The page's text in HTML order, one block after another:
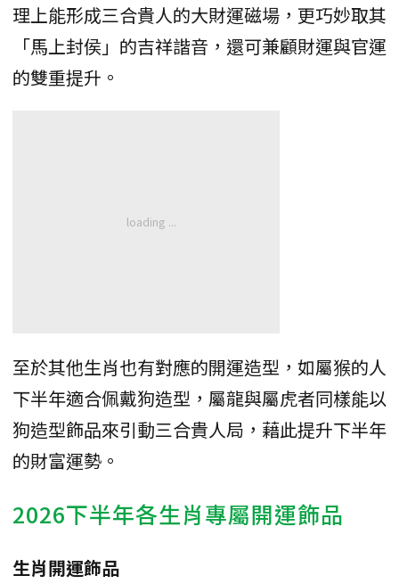
理上能形成三合貴人的大財運磁場，更巧妙取其
「馬上封侯」的吉祥諧音，還可兼顧財運與官運
的雙重提升。
至於其他生肖也有對應的開運造型，如屬猴的人
下半年適合佩戴狗造型，屬龍與屬虎者同樣能以
狗造型飾品來引動三合貴人局，藉此提升下半年
的財富運勢。
2026下半年各生肖專屬開運飾品
生肖開運飾品